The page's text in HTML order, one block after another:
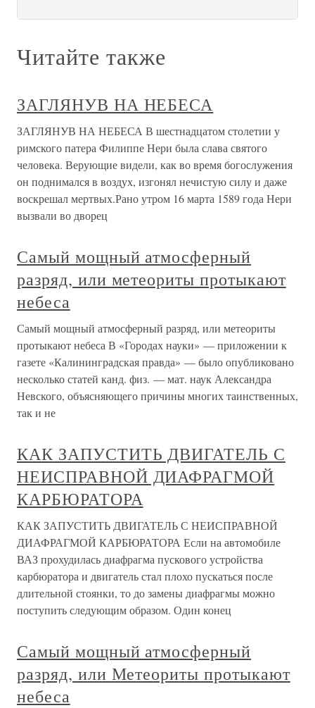
Читайте также
ЗАГЛЯНУВ НА НЕБЕСА
ЗАГЛЯНУВ НА НЕБЕСА В шестнадцатом столетии у
римского патера Филиппе Нери была слава святого
человека. Верующие видели, как во время богослужения
он поднимался в воздух, изгонял нечистую силу и даже
воскрешал мертвых.Рано утром 16 марта 1589 года Нери
вызвали во дворец
Самый мощный атмосферный
разряд, или метеориты протыкают
небеса
Самый мощный атмосферный разряд, или метеориты
протыкают небеса В «Городах науки» — приложении к
газете «Калининградская правда» — было опубликовано
несколько статей канд. физ. — мат. наук Александра
Невского, объясняющего причины многих таинственных,
так и не
КАК ЗАПУСТИТЬ ДВИГАТЕЛЬ С
НЕИСПРАВНОЙ ДИАФРАГМОЙ
КАРБЮРАТОРА
КАК ЗАПУСТИТЬ ДВИГАТЕЛЬ С НЕИСПРАВНОЙ
ДИАФРАГМОЙ КАРБЮРАТОРА Если на автомобиле
ВАЗ прохудилась диафрагма пускового устройства
карбюратора и двигатель стал плохо пускаться после
длительной стоянки, то до замены диафрагмы можно
поступить следующим образом. Один конец
Самый мощный атмосферный
разряд, или Метеориты протыкают
небеса